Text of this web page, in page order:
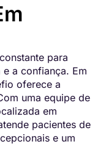
para
a confiança. Em
oferece a
uma equipe de
em
pacientes de
e um